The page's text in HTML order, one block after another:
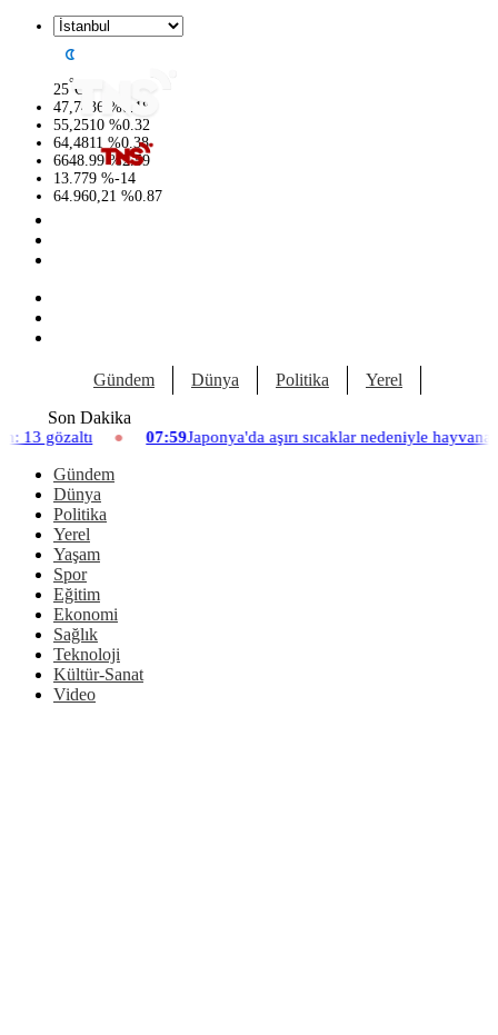
25°C
47,7436 %0.18
55,2510 %0.32
64,4811 %0.38
6648.99 %2.59
13.779 %-14
64.960,21 %0.87
Gündem Dünya Politika Yerel
Son Dakika
07:59Japonya'da aşırı sıcaklar nedeniyle hayvanat bahçesinde üç
Gündem
Dünya
Politika
Yerel
Yaşam
Spor
Eğitim
Ekonomi
Sağlık
Teknoloji
Kültür-Sanat
Video